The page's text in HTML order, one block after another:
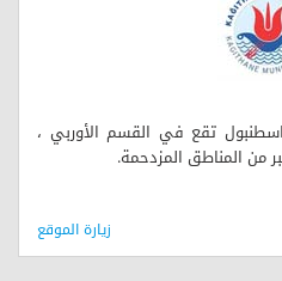
تقع في القسم الأوربي ،
من المناطق المزدحمة.
زيارة الموقع